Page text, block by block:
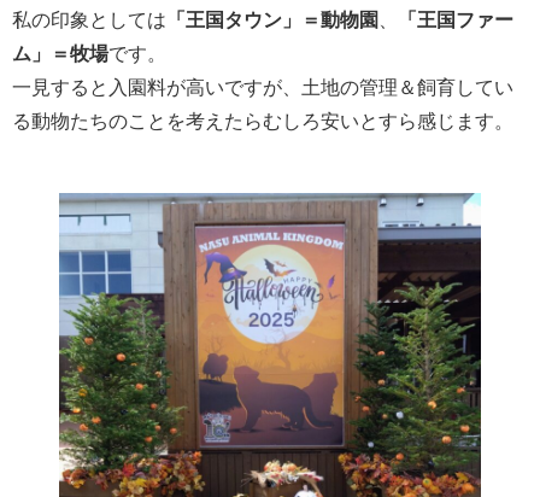
私の印象としては 「王国タウン」＝動物園
「王国ファー
ム」＝牧場です。
一見すると入園料が高いですが、土地の管理＆飼育してい
る動物たちのことを考えたらむしろ安いとすら感じます。